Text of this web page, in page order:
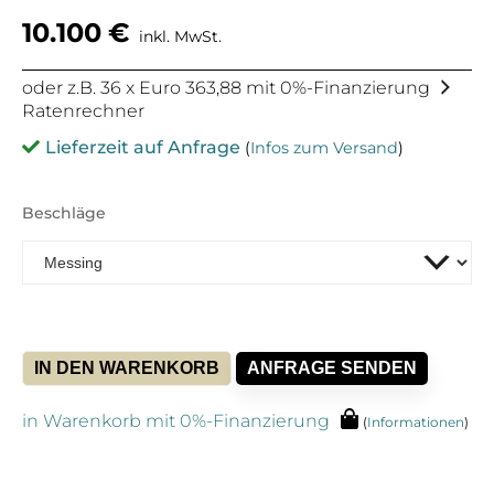
10.100 € inkl. MwSt.
oder z.B. 36 x Euro 363,88 mit 0%-Finanzierung
Ratenrechner
Lieferzeit auf Anfrage (Infos zum Versand)
Beschläge
IN DEN WARENKORB ANFRAGE SENDEN
in Warenkorb mit 0%-Finanzierung (Informationen)